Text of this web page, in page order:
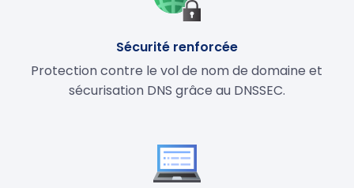
Sécurité renforcée
Protection contre le vol de nom de domaine et
sécurisation DNS grâce au DNSSEC.